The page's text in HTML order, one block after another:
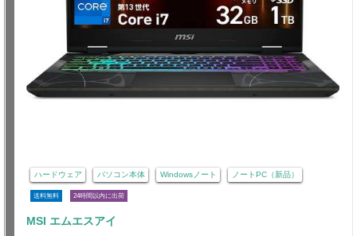
ハードウェア パソコン本体 Windowsノート ノートPC（新品）
送料無料 24時間以内に出荷
MSI エムエスアイ